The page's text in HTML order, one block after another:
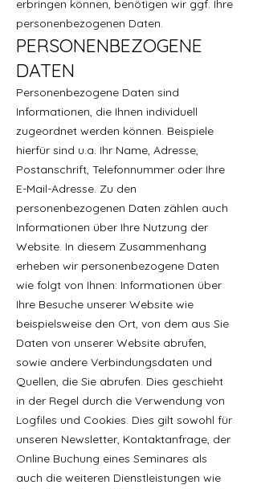
erbringen können, benötigen wir ggf. Ihre
personenbezogenen Daten.
PERSONENBEZOGENE
DATEN
Personenbezogene Daten sind
Informationen, die Ihnen individuell
zugeordnet werden können. Beispiele
hierfür sind u.a. Ihr Name, Adresse,
Postanschrift, Telefonnummer oder Ihre
E-Mail-Adresse. Zu den
personenbezogenen Daten zählen auch
Informationen über Ihre Nutzung der
Website. In diesem Zusammenhang
erheben wir personenbezogene Daten
wie folgt von Ihnen: Informationen über
Ihre Besuche unserer Website wie
beispielsweise den Ort, von dem aus Sie
Daten von unserer Website abrufen,
sowie andere Verbindungsdaten und
Quellen, die Sie abrufen. Dies geschieht
in der Regel durch die Verwendung von
Logfiles und Cookies. Dies gilt sowohl für
unseren Newsletter, Kontaktanfrage, der
Online Buchung eines Seminares als
auch die weiteren Dienstleistungen wie